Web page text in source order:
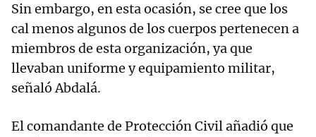
Sin embargo, en esta ocasión, se cree que los
cal menos algunos de los cuerpos pertenecen a
miembros de esta organización, ya que
llevaban uniforme y equipamiento militar,
señaló Abdalá.
El comandante de Protección Civil añadió que